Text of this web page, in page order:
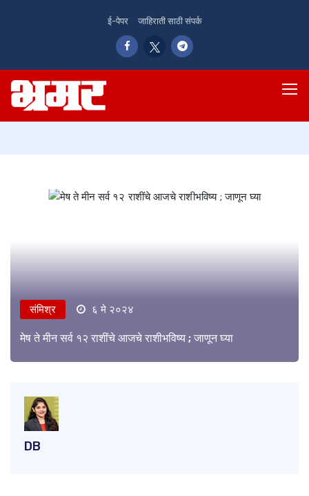
ई-पेपर जाहिराती साठी संपर्क
संमिश्र ६ मे २०२४
मेष ते मीन सर्व १२ राशींचे आजचे राशीभविष्य ; जाणून घ्या
DB